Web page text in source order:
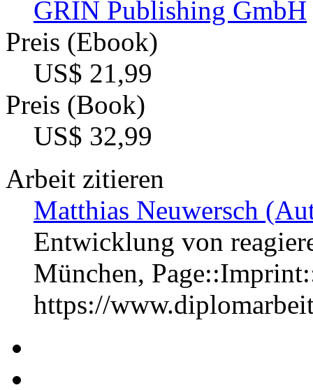
GRIN Publishing GmbH
Preis (Ebook)
US$ 21,99
Preis (Book)
US$ 32,99
Arbeit zitieren
Matthias Neuwersch
Entwicklung von
München,
https://